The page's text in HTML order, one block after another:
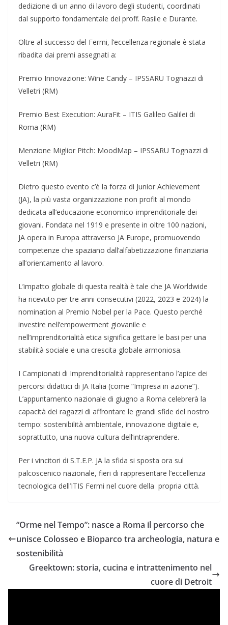
dedizione di un anno di lavoro degli studenti, coordinati
dal supporto fondamentale dei proff. Rasile e Durante.
Oltre al successo del Fermi, l’eccellenza regionale è stata
ribadita dai premi assegnati a:
Premio Innovazione: Wine Candy – IPSSARU Tognazzi di
Velletri (RM)
Premio Best Execution: AuraFit – ITIS Galileo Galilei di
Roma (RM)
Menzione Miglior Pitch: MoodMap – IPSSARU Tognazzi di
Velletri (RM)
Dietro questo evento c’è la forza di Junior Achievement
(JA), la più vasta organizzazione non profit al mondo
dedicata all’educazione economico-imprenditoriale dei
giovani. Fondata nel 1919 e presente in oltre 100 nazioni,
JA opera in Europa attraverso JA Europe, promuovendo
competenze che spaziano dall’alfabetizzazione finanziaria
all’orientamento al lavoro.
L’impatto globale di questa realtà è tale che JA Worldwide
ha ricevuto per tre anni consecutivi (2022, 2023 e 2024) la
nomination al Premio Nobel per la Pace. Questo perché
investire nell’empowerment giovanile e
nell’imprenditorialità etica significa gettare le basi per una
stabilità sociale e una crescita globale armoniosa.
I Campionati di Imprenditorialità rappresentano l’apice dei
percorsi didattici di JA Italia (come “Impresa in azione”).
L’appuntamento nazionale di giugno a Roma celebrerà la
capacità dei ragazzi di affrontare le grandi sfide del nostro
tempo: sostenibilità ambientale, innovazione digitale e,
soprattutto, una nuova cultura dell’intraprendere.
Per i vincitori di S.T.E.P. JA la sfida si sposta ora sul
palcoscenico nazionale, fieri di rappresentare l’eccellenza
tecnologica dell’ITIS Fermi nel cuore della propria città.
“Orme nel Tempo”: nasce a Roma il percorso che
unisce Colosseo e Bioparco tra archeologia, natura e
sostenibilità
Greektown: storia, cucina e intrattenimento nel
cuore di Detroit